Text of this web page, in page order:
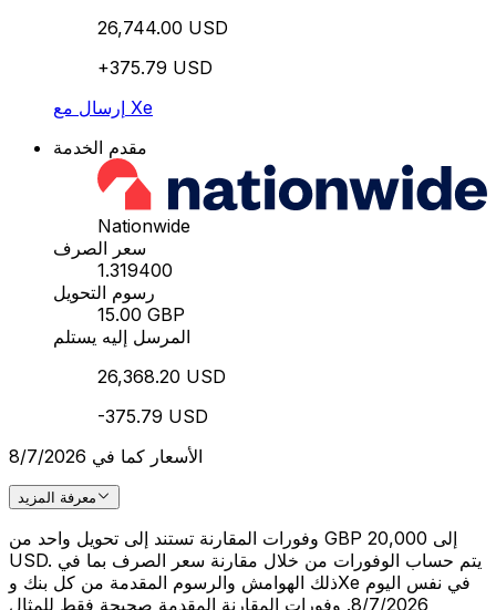
26,744.00 USD
+375.79 USD
إرسال مع Xe
مقدم الخدمة
Nationwide
سعر الصرف
1.319400
رسوم التحويل
15.00 GBP
المرسل إليه يستلم
26,368.20 USD
-375.79 USD
الأسعار كما في 8/7/2026
معرفة المزيد
وفورات المقارنة تستند إلى تحويل واحد من GBP 20,000 إلى
USD. يتم حساب الوفورات من خلال مقارنة سعر الصرف بما في
ذلك الهوامش والرسوم المقدمة من كل بنك وXe في نفس اليوم
8/7/2026. وفورات المقارنة المقدمة صحيحة فقط للمثال